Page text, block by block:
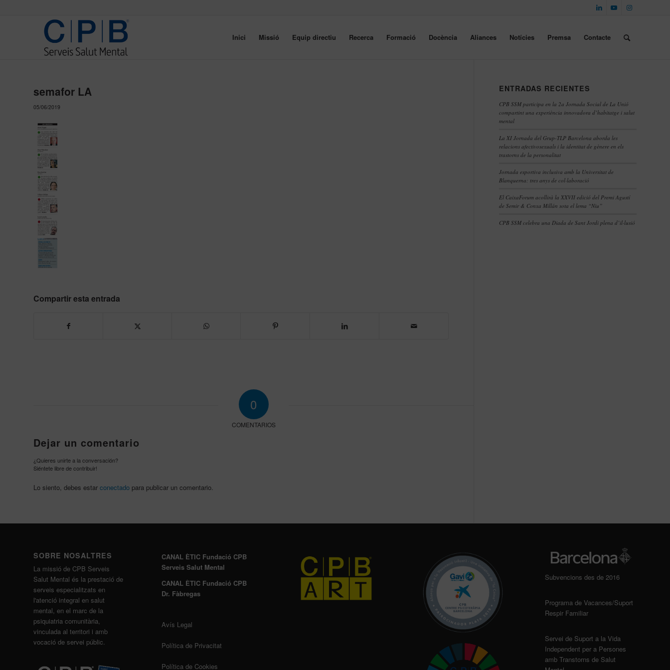
Inici Missió Equip directiu Recerca Formació Docència Aliances Notícies Premsa Contacte
semafor LA
05/06/2019
Compartir esta entrada
0
COMENTARIOS
Dejar un comentario
¿Quieres unirte a la conversación?
Siéntete libre de contribuir!
Lo siento, debes estar conectado para publicar un comentario.
ENTRADAS RECIENTES
CPB SSM participa en la 2a Jornada Social de La Unió
compartint una experiència innovadora d’habitatge i salut
mental
La XI Jornada del Grup-TLP Barcelona aborda les
relacions afectivosexuals i la identitat de gènere en els
trastorns de la personalitat
Jornada esportiva inclusiva amb la Universitat de
Blanquerna: tres anys de col·laboració
El CaixaForum acollirà la XXVII edició del Premi Agustí
de Semir & Conxa Millán sota el lema “Niu”
CPB SSM celebra una Diada de Sant Jordi plena d’il·lusió
SOBRE NOSALTRES
La missió de CPB Serveis
Salut Mental és la prestació de
serveis especialitzats en
l'atenció integral en salut
mental, en el marc de la
psiquiatria comunitària,
vinculada al territori i amb
vocació de servei públic.
CANAL ÈTIC Fundació CPB
Serveis Salut Mental
CANAL ÈTIC Fundació CPB
Dr. Fàbregas
Avís Legal
Política de Privacitat
Política de Cookies
Subvencions des de 2016
Programa de Vacances/Suport
Respir Familiar
Servei de Suport a la Vida
Independent per a Persones
amb Transtorns de Salut